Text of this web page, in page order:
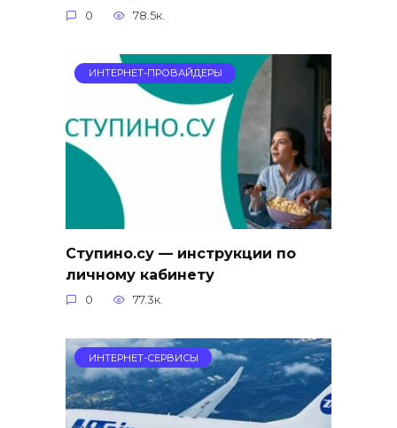
0 78.5к.
ИНТЕРНЕТ-ПРОВАЙДЕРЫ
Ступино.су — инструкции по
личному кабинету
0 77.3к.
ИНТЕРНЕТ-СЕРВИСЫ